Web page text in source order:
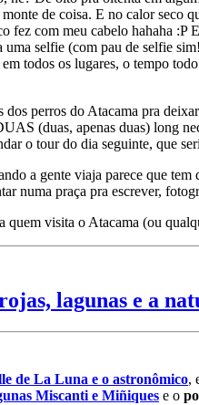
de coisa. E no calor seco
fez com meu cabelo hahaha
uma selfie (com pau de selfie
todos os lugares, o tempo
perros do Atacama pra
(duas, apenas duas) long
o tour do dia seguinte, que
a gente viaja parece que
numa praça pra escrever,
quem visita o Atacama (ou
lagunas e a
de La Luna e o astronômico,
Miscanti e Miñiques e o